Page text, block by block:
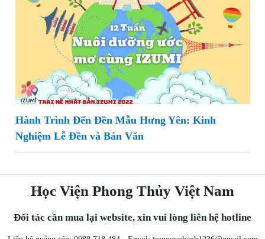
Hành Trình Đến Đền Mẫu Hưng Yên: Kinh
Nghiệm Lễ Đền và Bản Văn
Học Viện Phong Thủy Việt Nam
Đối tác cần mua lại website, xin vui lòng liên hệ hotline